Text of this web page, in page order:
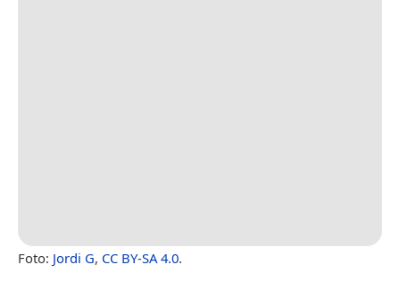
Foto: Jordi G, CC BY-SA 4.0.